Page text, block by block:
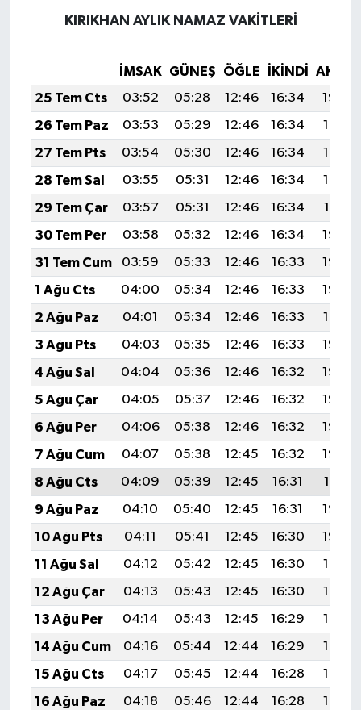
KIRIKHAN AYLIK NAMAZ VAKITLERI
İMSAK GÜNEŞ ÖĞLE İKINDI
25 Tem Cts
03:52 05:28 12:46 16:34
19:54
26 Tem Paz
03:53 05:29 12:46 16:34
19:53
27 Tem Pts
03:54 05:30 12:46 16:34
19:53
28 Tem Sal
03:55 05:31 12:46 16:34
19:52
29 Tem Çar
03:57 05:31 12:46 16:34
19:51
30 Tem Per
03:58 05:32 12:46 16:34
19:50
31 Tem Cum
03:59 05:33 12:46 16:33
19:49
1 Ağu Cts
04:00 05:34 12:46 16:33
19:48
2 Ağu Paz
04:01 05:34 12:46 16:33
19:47
3 Ağu Pts
04:03 05:35 12:46 16:33
19:46
4 Ağu Sal
04:04 05:36 12:46 16:32
19:45
5 Ağu Çar
04:05 05:37 12:46 16:32
19:44
6 Ağu Per
04:06 05:38 12:46 16:32
19:43
7 Ağu Cum
04:07 05:38 12:45 16:32
19:42
8 Ağu Cts
04:09 05:39 12:45 16:31
19:41
9 Ağu Paz
04:10 05:40 12:45 16:31
19:40
10 Ağu Pts
04:11 05:41 12:45 16:30
19:39
11 Ağu Sal
04:12 05:42 12:45 16:30
19:38
12 Ağu Çar
04:13 05:43 12:45 16:30
19:37
13 Ağu Per
04:14 05:43 12:45 16:29
19:36
14 Ağu Cum
04:16 05:44 12:44 16:29
19:35
15 Ağu Cts
04:17 05:45 12:44 16:28
19:33
16 Ağu Paz
04:18 05:46 12:44 16:28
19:32